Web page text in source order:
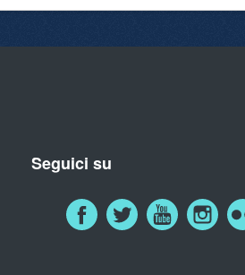
Seguici su